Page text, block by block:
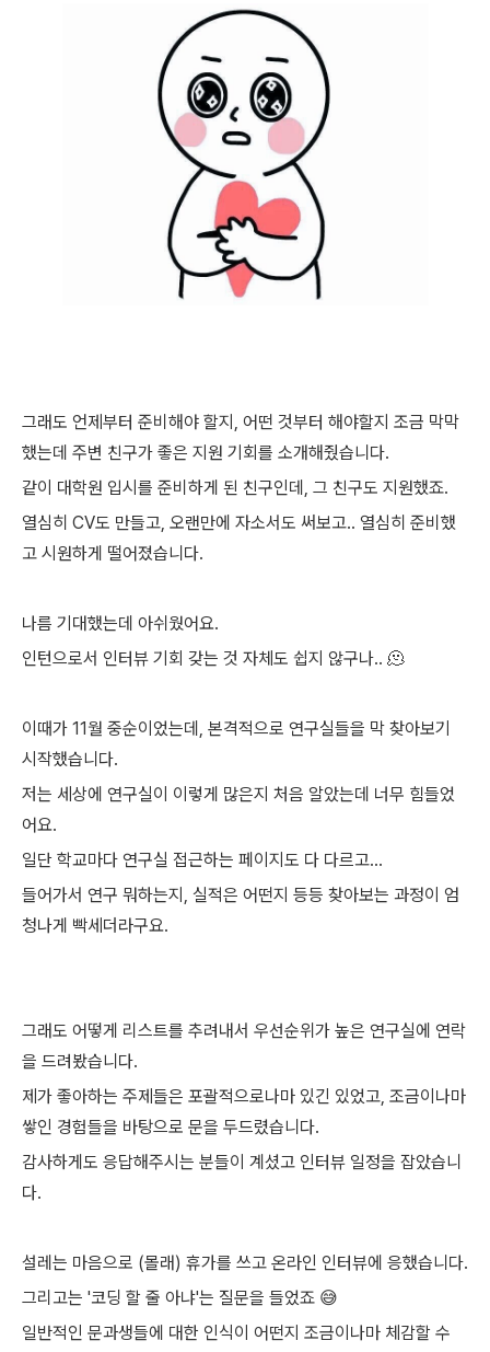
그래도 언제부터 준비해야 할지, 어떤 것부터 해야할지 조금 막막
했는데 주변 친구가 좋은 지원 기회를 소개해줬습니다.
같이 대학원 입시를 준비하게 된 친구인데, 그 친구도 지원했죠.
열심히 CV도 만들고, 오랜만에 자소서도 써보고.. 열심히 준비했
고 시원하게 떨어졌습니다.
나름 기대했는데 아쉬웠어요.
인턴으로서 인터뷰 기회 갖는 것 자체도 쉽지 않구나.. 🫠
이때가 11월 중순이었는데, 본격적으로 연구실들을 막 찾아보기
시작했습니다.
저는 세상에 연구실이 이렇게 많은지 처음 알았는데 너무 힘들었
어요.
일단 학교마다 연구실 접근하는 페이지도 다 다르고...
들어가서 연구 뭐하는지, 실적은 어떤지 등등 찾아보는 과정이 엄
청나게 빡세더라구요.
그래도 어떻게 리스트를 추려내서 우선순위가 높은 연구실에 연락
을 드려봤습니다.
제가 좋아하는 주제들은 포괄적으로나마 있긴 있었고, 조금이나마
쌓인 경험들을 바탕으로 문을 두드렸습니다.
감사하게도 응답해주시는 분들이 계셨고 인터뷰 일정을 잡았습니
다.
설레는 마음으로 (몰래) 휴가를 쓰고 온라인 인터뷰에 응했습니다.
그리고는 '코딩 할 줄 아냐'는 질문을 들었죠 😅
일반적인 문과생들에 대한 인식이 어떤지 조금이나마 체감할 수